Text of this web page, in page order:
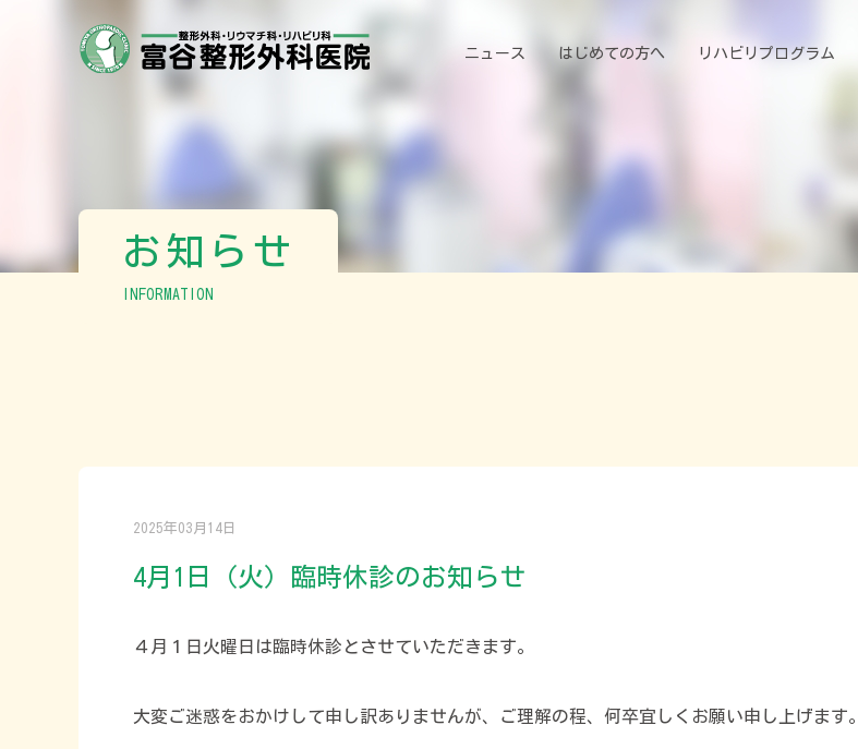
ニュース はじめての方へ リハビリプログラム
お知らせ
INFORMATION
2025年03月14日
4月1日（火）臨時休診のお知らせ
４月１日火曜日は臨時休診とさせていただきます。
大変ご迷惑をおかけして申し訳ありませんが、ご理解の程、何卒宜しくお願い申し上げます。